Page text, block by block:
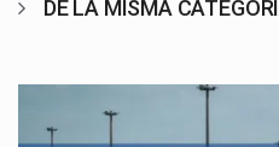
DE LA MISMA